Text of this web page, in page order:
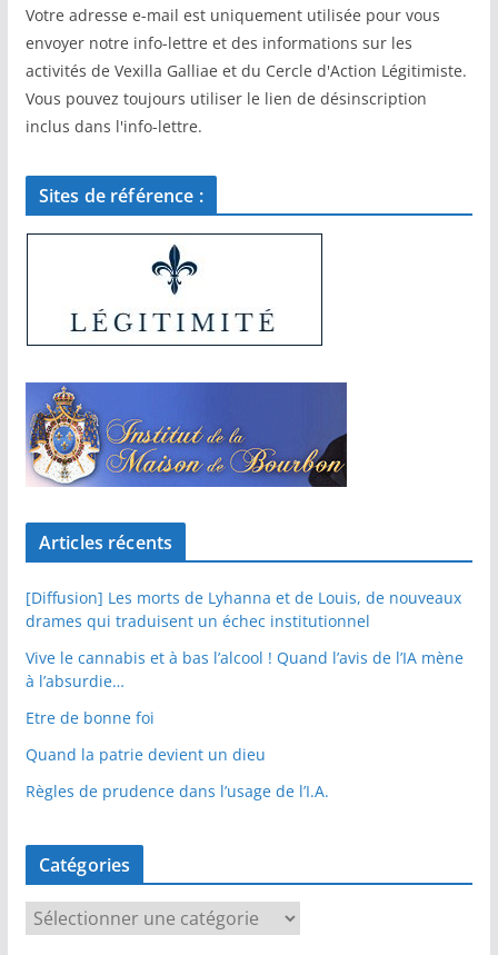
Votre adresse e-mail est uniquement utilisée pour vous
envoyer notre info-lettre et des informations sur les
activités de Vexilla Galliae et du Cercle d'Action Légitimiste.
Vous pouvez toujours utiliser le lien de désinscription
inclus dans l'info-lettre.
Sites de référence :
Articles récents
[Diffusion] Les morts de Lyhanna et de Louis, de nouveaux
drames qui traduisent un échec institutionnel
Vive le cannabis et à bas l’alcool ! Quand l’avis de l’IA mène
à l’absurdie…
Etre de bonne foi
Quand la patrie devient un dieu
Règles de prudence dans l’usage de l’I.A.
Catégories